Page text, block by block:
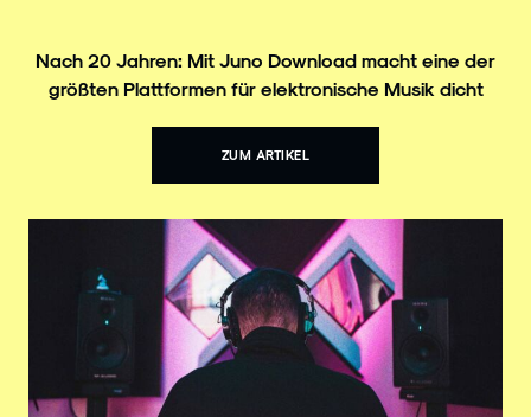
Nach 20 Jahren: Mit Juno Download macht eine der
größten Plattformen für elektronische Musik dicht
ZUM ARTIKEL